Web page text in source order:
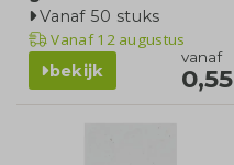
Vanaf 50 stuks
Vanaf12 augustus
bekijk
vanaf
0,55